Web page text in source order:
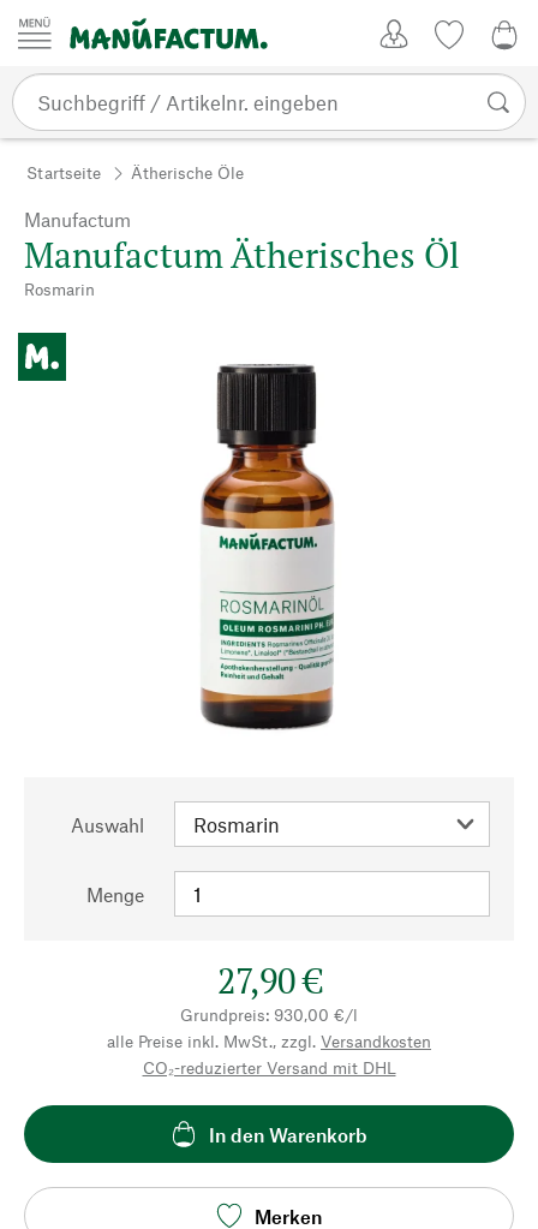
Zum Inhalt springen
Startseite Ätherische Öle
Manufactum
Manufactum Ätherisches Öl
Rosmarin
Auswahl
Menge
27,90 €
Grundpreis: 930,00 €/l
alle Preise inkl. MwSt., zzgl. Versandkosten
CO₂-reduzierter Versand mit DHL
In den Warenkorb
Merken